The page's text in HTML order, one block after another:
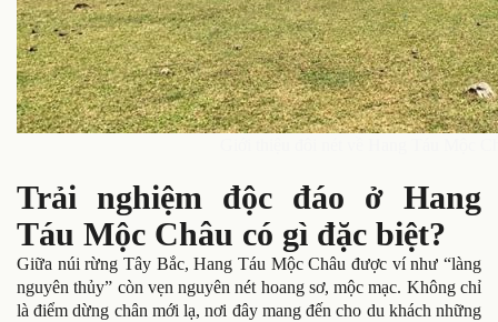
Trải nghiệm độc đáo ở Hang
Táu Mộc Châu có gì đặc biệt?
Giữa núi rừng Tây Bắc, Hang Táu Mộc Châu được ví như “làng
nguyên thủy” còn vẹn nguyên nét hoang sơ, mộc mạc. Không chỉ
là điểm dừng chân mới lạ, nơi đây mang đến cho du khách những